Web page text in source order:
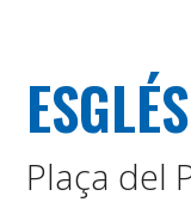
Plaça del